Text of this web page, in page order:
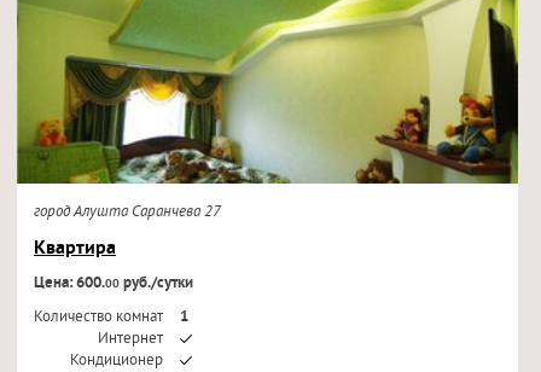
город Алушта Саранчева 27
Квартира
Цена: 600.00руб./сутки
Количество комнат
1
Интернет
Кондиционер